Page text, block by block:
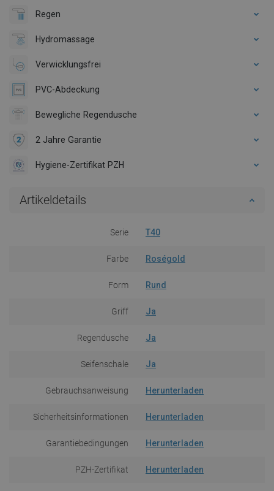
Regen
Hydromassage
Verwicklungsfrei
PVC-Abdeckung
Bewegliche Regendusche
2 Jahre Garantie
Hygiene-Zertifikat PZH
Artikeldetails
Serie T40
Farbe Roségold
Form Rund
Griff Ja
Regendusche Ja
Seifenschale Ja
Gebrauchsanweisung Herunterladen
Sicherheitsinformationen Herunterladen
Garantiebedingungen Herunterladen
PZH-Zertifikat Herunterladen